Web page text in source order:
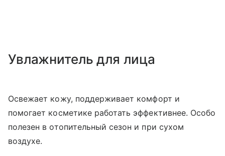
Увлажнитель для лица
Освежает кожу, поддерживает комфорт и
помогает косметике работать эффективнее. Особо
полезен в отопительный сезон и при сухом
воздухе.